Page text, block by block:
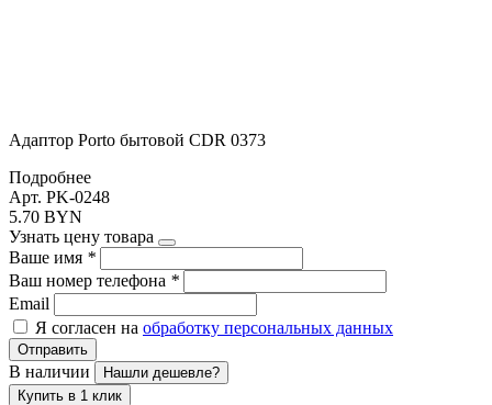
Адаптор Porto бытовой CDR 0373
Подробнее
Арт. PK-0248
5.70 BYN
Узнать цену товара
Ваше имя *
Ваш номер телефона *
Email
Я согласен на обработку персональных данных
Отправить
В наличии
Нашли дешевле?
Купить в 1 клик